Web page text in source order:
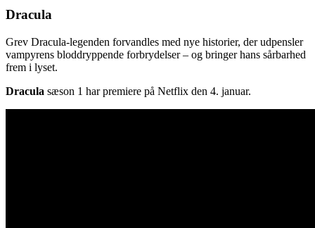
Dracula
Grev Dracula-legenden forvandles med nye historier, der udpensler
vampyrens bloddryppende forbrydelser – og bringer hans sårbarhed
frem i lyset.
Dracula sæson 1 har premiere på Netflix den 4. januar.